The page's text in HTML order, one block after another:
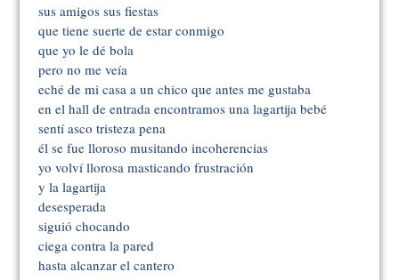
sus amigos sus fiestas
que tiene suerte de estar conmigo
que yo le dé bola
pero no me veía
eché de mi casa a un chico que antes me gustaba
en el hall de entrada encontramos una lagartija bebé
sentí asco tristeza pena
él se fue lloroso musitando incoherencias
yo volví llorosa masticando frustración
y la lagartija
desesperada
siguió chocando
ciega contra la pared
hasta alcanzar el cantero